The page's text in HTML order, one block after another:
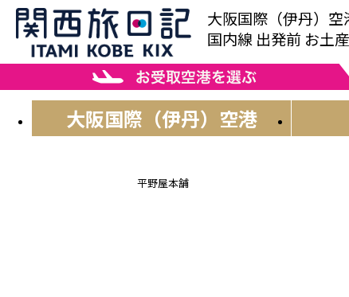
大阪国際（伊丹）
国内線 出発前 お土
大阪国際 （伊丹）空港
平野屋本舗